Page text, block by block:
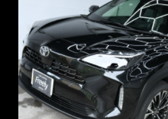
スズキ・ジムニー
施工内容・新車限定コース・窓ガラス撥水（
ご入庫いただきました。専用のケミカルを使
し、塗装本来の美しさを引き出したうえで、2